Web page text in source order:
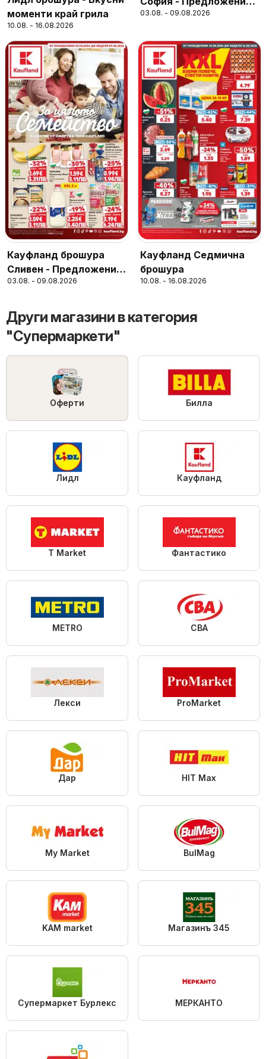
моменти край грила
10.08. - 16.08.2026
за цялото семейство
03.08. - 09.08.2026
Кауфланд брошура
Сливен - Предложения
за цялото семейство
03.08. - 09.08.2026
Кауфланд Седмична
брошура
10.08. - 16.08.2026
Други магазини в категория
"Супермаркети"
Оферти Билла
Лидл Кауфланд
T Market Фантастико
METRO CBA
Лекси ProMarket
Дар HIT Max
My Market BulMag
KAM market Магазинъ 345
Супермаркет Бурлекс МЕРКАНТО